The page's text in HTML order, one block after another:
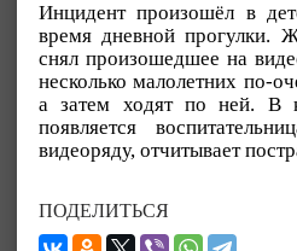
Инцидент произошёл в
время дневной прогулки.
снял произошедшее на
несколько малолетних по-
а затем ходят по ней. В
появляется
видеоряду, отчитывает
ПОДЕЛИТЬСЯ